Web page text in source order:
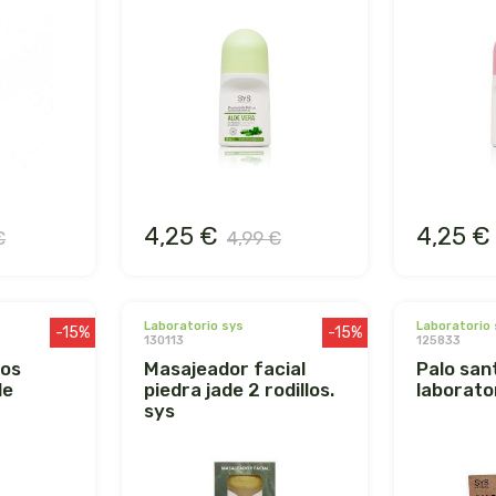
4,25 € 4,99 € 4,25 €
-15%
laboratorio sys
130113
masajeador facial
piedra jade 2 rodillos.
sys
-15%
laboratorio
125833
palo santo 100gr.